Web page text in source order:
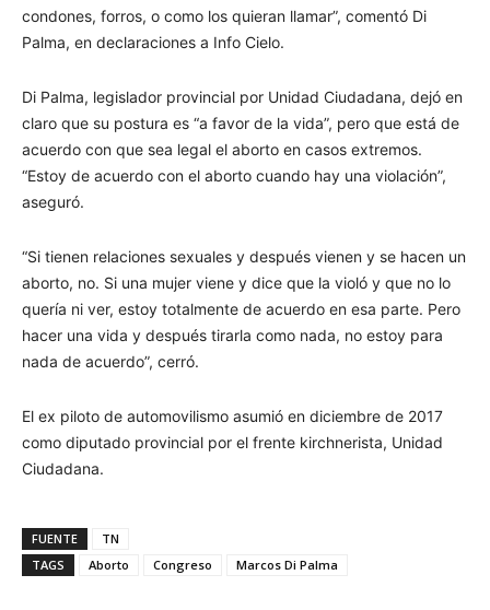
condones, forros, o como los quieran llamar”, comentó Di
Palma, en declaraciones a Info Cielo.
Di Palma, legislador provincial por Unidad Ciudadana, dejó en
claro que su postura es “a favor de la vida”, pero que está de
acuerdo con que sea legal el aborto en casos extremos.
“Estoy de acuerdo con el aborto cuando hay una violación”,
aseguró.
“Si tienen relaciones sexuales y después vienen y se hacen un
aborto, no. Si una mujer viene y dice que la violó y que no lo
quería ni ver, estoy totalmente de acuerdo en esa parte. Pero
hacer una vida y después tirarla como nada, no estoy para
nada de acuerdo”, cerró.
El ex piloto de automovilismo asumió en diciembre de 2017
como diputado provincial por el frente kirchnerista, Unidad
Ciudadana.
FUENTE
TN
TAGS
Aborto Congreso Marcos Di Palma